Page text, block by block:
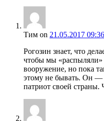
Тим on 21.05.2017 09:36
Рогозин знает, что
чтобы мы «распыляли»
вооружение, но пока
этому не бывать. Он —
патриот своей страны.